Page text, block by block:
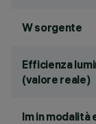
W sorgente
Efficienza
(valore reale)
lm in modalità